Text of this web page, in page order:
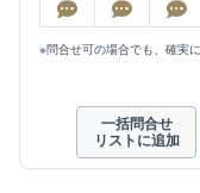
※問合せ可の場合でも、確実
一括問合せ
リストに追加